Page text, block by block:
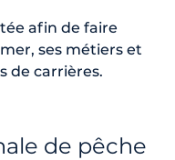
afin de faire
ses métiers et
de carrières.
de pêche